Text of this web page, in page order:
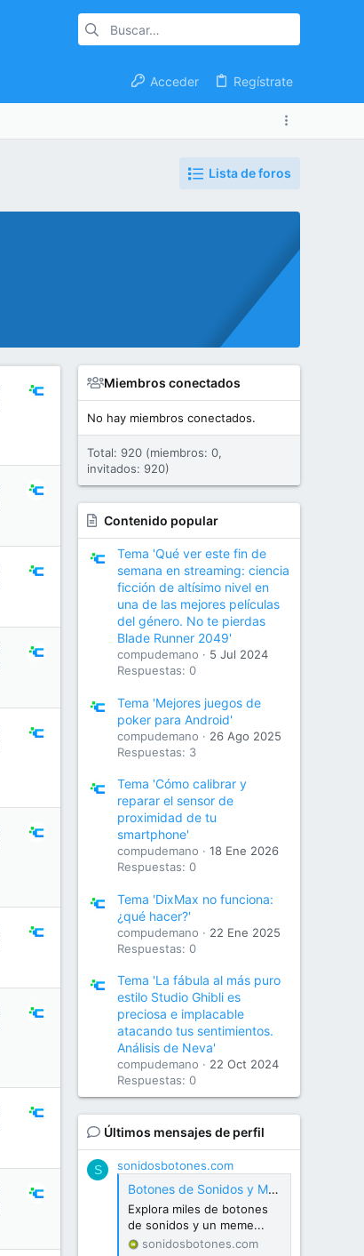
Acceder Regístrate
Lista de foros
Miembros conectados
No hay miembros conectados.
Total: 920 (miembros: 0,
invitados: 920)
Contenido popular
Tema 'Qué ver este fin de
semana en streaming: ciencia
ficción de altísimo nivel en
una de las mejores películas
del género. No te pierdas
Blade Runner 2049'
compudemano
5 Jul 2024
Respuestas: 0
Tema 'Mejores juegos de
poker para Android'
compudemano
26 Ago 2025
Respuestas: 3
Tema 'Cómo calibrar y
reparar el sensor de
proximidad de tu
smartphone'
compudemano
18 Ene 2026
Respuestas: 0
Tema 'DixMax no funciona:
¿qué hacer?'
compudemano
22 Ene 2025
Respuestas: 0
Tema 'La fábula al más puro
estilo Studio Ghibli es
preciosa e implacable
atacando tus sentimientos.
Análisis de Neva'
compudemano
22 Oct 2024
Respuestas: 0
Últimos mensajes de perfil
S sonidosbotones.com
Botones de Sonidos y Meme Soundboard Gratis
Explora miles de botones
de sonidos y un meme...
sonidosbotones.com